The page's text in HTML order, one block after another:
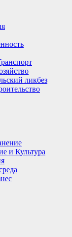
ликбез
и Культура